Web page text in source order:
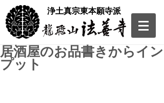
​浄土真宗東本願寺派
居酒屋のお品書きからイン
プット